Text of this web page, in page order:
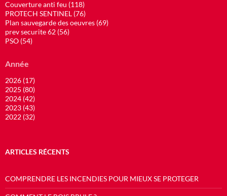
Couverture anti feu (118)
PROTECH SENTINEL (76)
Plan sauvegarde des oeuvres (69)
prev securite 62 (56)
PSO (54)
Année
2026 (17)
2025 (80)
2024 (42)
2023 (43)
2022 (32)
ARTICLES RÉCENTS
COMPRENDRE LES INCENDIES POUR MIEUX SE PROTEGER